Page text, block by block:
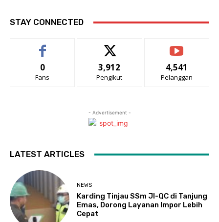
STAY CONNECTED
0
Fans
3,912
Pengikut
4,541
Pelanggan
- Advertisement -
LATEST ARTICLES
NEWS
Karding Tinjau SSm JI-QC di Tanjung
Emas, Dorong Layanan Impor Lebih
Cepat